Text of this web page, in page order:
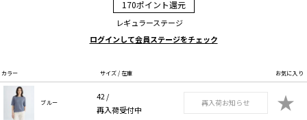
170ポイント還元
レギュラーステージ
ログインして会員ステージをチェック
カラー サイズ / 在庫 お気に入り
ブルー
42 /
再入荷受付中
再入荷お知らせ ★